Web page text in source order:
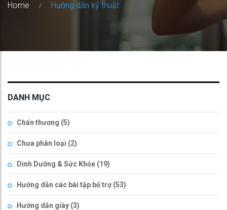
Home Hướng dẫn kỹ thuật
DANH MỤC
Chấn thương (5)
Chưa phân loại (2)
Dinh Dưỡng & Sức Khỏe (19)
Hướng dẫn các bài tập bổ trợ (53)
Hướng dẫn giày (3)